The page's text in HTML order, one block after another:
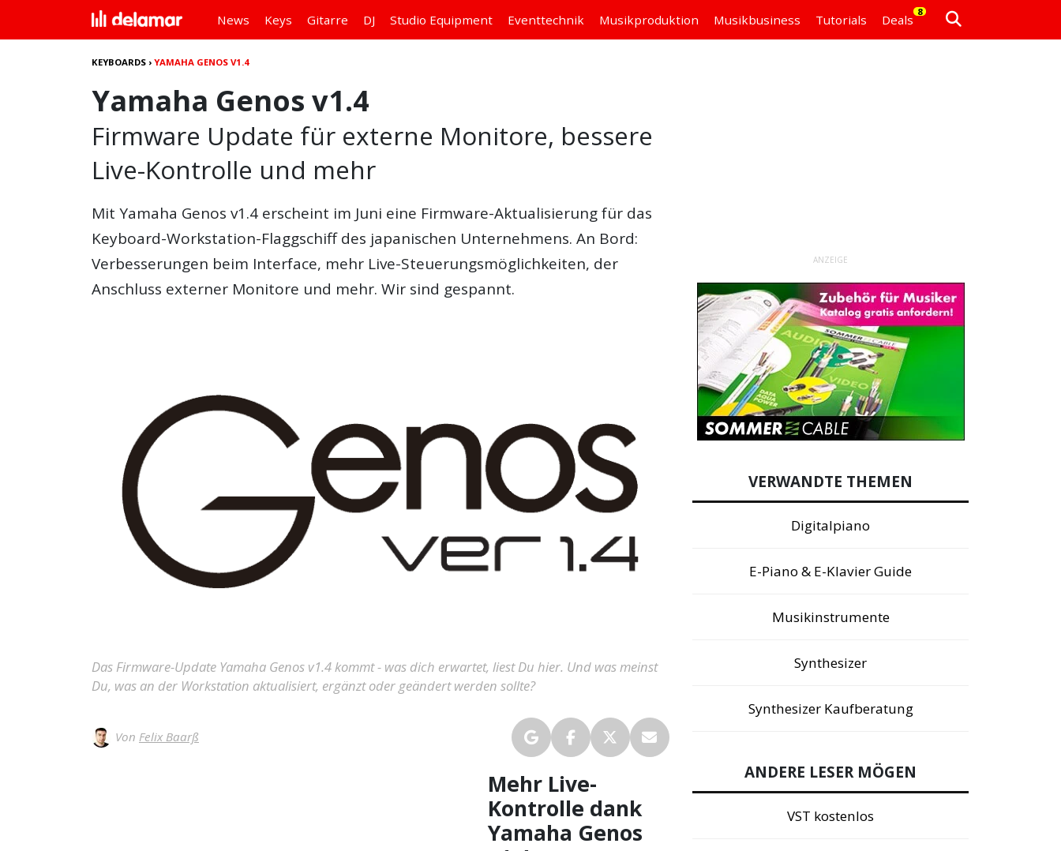
News Keys Gitarre DJ Studio Equipment Eventtechnik Musikproduktion Musikbusiness Tutorials Deals
8
KEYBOARDS ›YAMAHA GENOS V1.4
Yamaha Genos v1.4
Firmware Update für externe Monitore, bessere
Live-Kontrolle und mehr
MitYamaha Genos v1.4 erscheint im Juni eine Firmware-Aktualisierung für das
Keyboard-Workstation-Flaggschiff des japanischen Unternehmens. An Bord:
Verbesserungen beim Interface, mehr Live-Steuerungsmöglichkeiten, der
Anschluss externer Monitore und mehr. Wir sind gespannt.
Das Firmware-Update Yamaha Genos v1.4 kommt - was dich erwartet, liest Du hier. Und was meinst
Du, was an der Workstation aktualisiert, ergänzt oder geändert werden sollte?
Von Felix Baarß
Mehr Live-
Kontrolle dank
Yamaha Genos
ANZEIGE
VERWANDTE THEMEN
Digitalpiano
E-Piano & E-Klavier Guide
Musikinstrumente
Synthesizer
Synthesizer Kaufberatung
ANDERE LESER MÖGEN
VST kostenlos